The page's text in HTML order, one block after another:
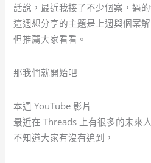
話說，最近我接了不少個案，過
這週想分享的主題是上週與個案
但推薦大家看看。
那我們就開始吧
本週 YouTube 影片
最近在 Threads 上有很多的未來
不知道大家有沒有追到，